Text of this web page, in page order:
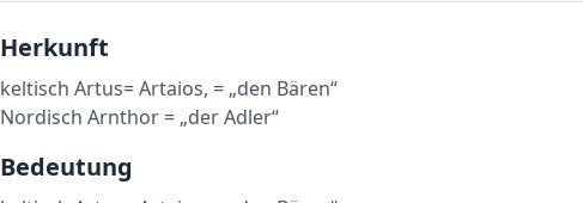
Herkunft
keltisch Artus= Artaios, = „den Bären“
Nordisch Arnthor = „der Adler“
Bedeutung